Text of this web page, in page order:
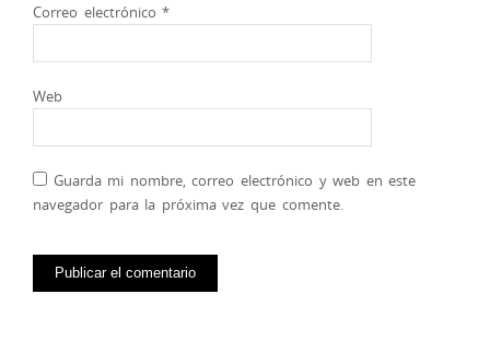
Correo electrónico*
Web
Guarda mi nombre, correo electrónico y web en este
navegador para la próxima vez que comente.